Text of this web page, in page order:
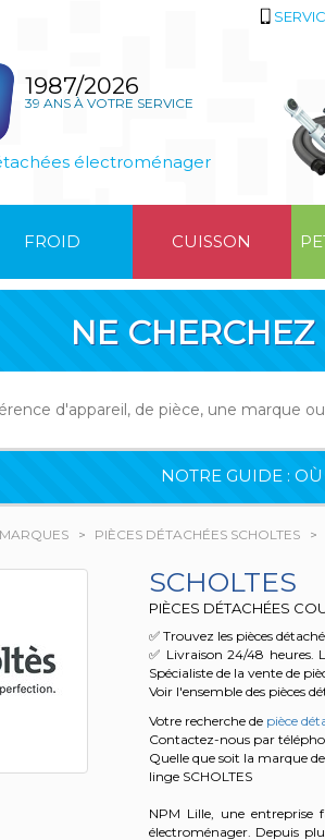
1987/2026
39 ANS À VOTRE SERVICE
électroménager
FROID CUISSON
NE
NOTRE GUIDE :
PIÈCES DÉTACHÉES SCHOLTES
SCHOLTES
PIÈCES DÉTACHÉES
✅ Trouvez les pièces
✅ Livraison 24/48 heures.
Spécialiste de la vente de
Voir l'ensemble des pièces
Votre recherche de pièce
Contactez-nous par
Quelle que soit la marque
linge SCHOLTES
NPM Lille, une entreprise
électroménager. Depuis